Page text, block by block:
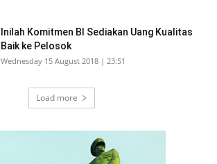
Inilah Komitmen BI Sediakan Uang Kualitas
Baik ke Pelosok
Wednesday 15 August 2018 | 23:51
Load more